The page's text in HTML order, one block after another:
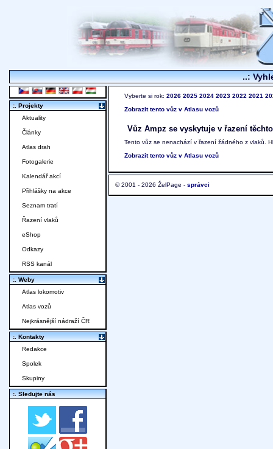
..:
Vyberte si rok: 2026 2025 2024 2023 2022 2021
Zobrazit tento vůz v Atlasu vozů
Vůz Ampz se vyskytuje v řazení
Tento vůz se nenachází v řazení žádného z vlaků.
Zobrazit tento vůz v Atlasu vozů
© 2001 - 2026 ŽelPage - správci
:. Projekty
Aktuality
Články
Atlas drah
Fotogalerie
Kalendář akcí
Přihlášky na akce
Seznam tratí
Řazení vlaků
eShop
Odkazy
RSS kanál
:. Weby
Atlas lokomotiv
Atlas vozů
Nejkrásnější nádraží ČR
:. Kontakty
Redakce
Spolek
Skupiny
:. Sledujte nás